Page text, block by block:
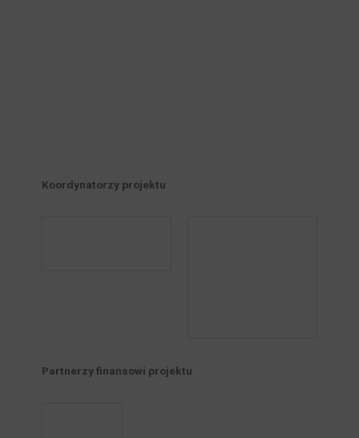
Koordynatorzy projektu
Partnerzy finansowi projektu